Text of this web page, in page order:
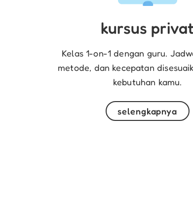
kursus privat
Kelas 1-on-1 dengan guru.
metode, dan kecepatan
kebutuhan kamu.
selengkapnya